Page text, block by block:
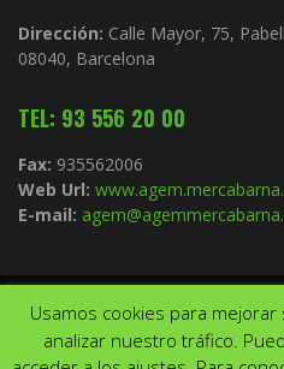
Dirección: Calle Mayor, 75,
08040, Barcelona
TEL: 93 556 20 00
Fax: 935562006
Web Url:
E-mail:
Copyright © 2021.AGEM. Todos los
Aviso Legal
Usamos cookies para
analizar nuestro tráfico.